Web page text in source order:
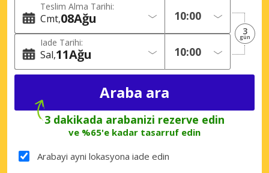
Teslim Alma Tarihi:
Cmt 08Ağu
Iade Tarihi:
Sal 11Ağu
3
gün
3 dakikada arabanizi rezerve edin
ve %65'e kadar tasarruf edin
Arabayi ayni lokasyona iade edin